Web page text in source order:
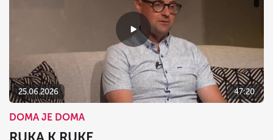
25.06.2026 47:20
DOMA JE DOMA